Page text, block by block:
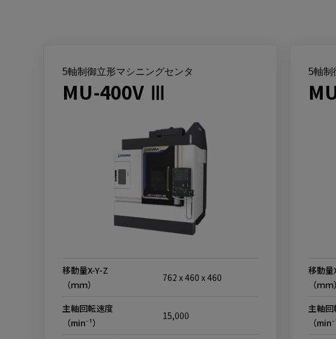
5軸制御立形マシニングセンタ
MU-400V Ⅲ
移動量X-Y-Z
（ｍｍ）
762 x 460 x 460
主軸回転速度
（min⁻¹）
15,000
5軸制
移動量
（ｍｍ）
主軸
（